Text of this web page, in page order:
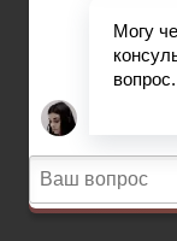
НДС
ДТП
Транспортный